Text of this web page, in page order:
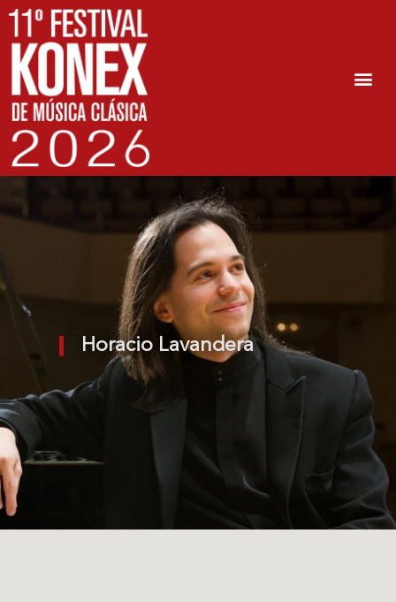
Horacio Lavandera